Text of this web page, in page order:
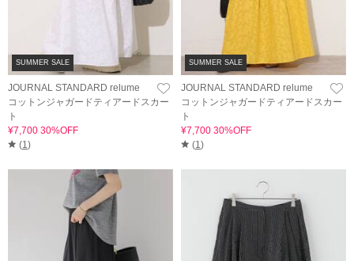
SUMMER SALE
JOURNAL STANDARD relume
コットンジャガードティアードスカー
ト
¥7,700 30%OFF
(1)
SUMMER SALE
JOURNAL STANDARD relume
コットンジャガードティアードスカー
ト
¥7,700 30%OFF
(1)